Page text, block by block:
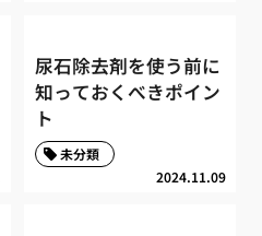
尿石除去剤を使う前に
知っておくべきポイン
ト
2024.11.09
未分類